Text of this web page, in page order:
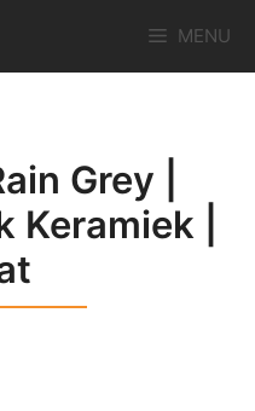
MENU
Grey |
Keramiek |